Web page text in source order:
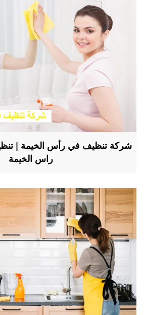
شركة تنظيف في رأس الخيمة |
راس الخيمة